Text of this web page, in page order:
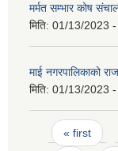
मर्मत सम्भार कोष
मिति: 01/13/2023
माई नगरपालिकाको
मिति: 01/13/2023
Pages
« first